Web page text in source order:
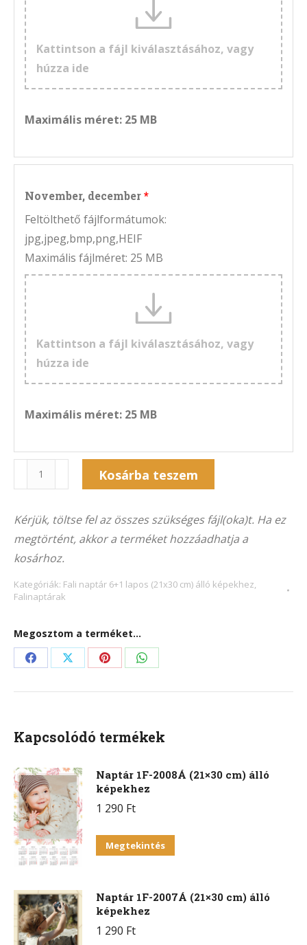
Kattintson a fájl kiválasztásához, vagy
húzza ide
Maximális méret: 25 MB
November, december
Feltölthető fájlformátumok:
jpg,jpeg,bmp,png,HEIF
Maximális fájlméret: 25 MB
Kattintson a fájl kiválasztásához, vagy
húzza ide
Maximális méret: 25 MB
Naptár
7F-
(21×30
cm)
álló
képekhez
mennyiség
Kosárba teszem
Kérjük, töltse fel az összes szükséges fájl(oka)t. Ha ez
megtörtént, akkor a terméket hozzáadhatja a
kosárhoz.
Kategóriák: Fali naptár 6+1 lapos (21x30 cm) álló képekhez,
Falinaptárak
Megosztom a terméket...
Share
on
Share
on
Share
on
Share
on
Kapcsolódó termékek
Naptár 1F-2008Á (21×30 cm) álló
képekhez
1 290 Ft
Megtekintés
Naptár 1F-2007Á (21×30 cm) álló
képekhez
1 290 Ft